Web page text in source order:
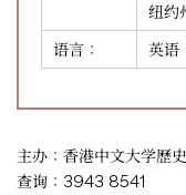
纽约
语言：
英语
主办：香港中文大学歷
查询：3943 8541